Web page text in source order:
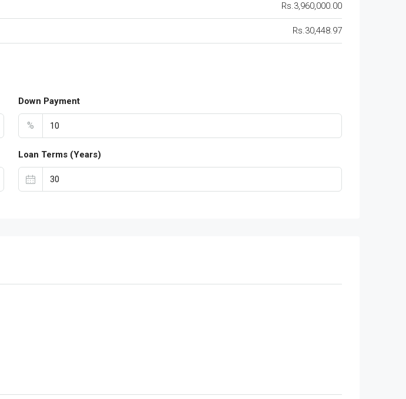
Rs.3,960,000.00
Rs.30,448.97
Down Payment
%
Loan Terms (Years)